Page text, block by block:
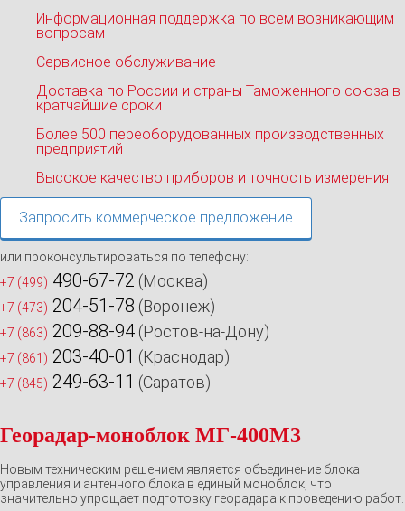
Информационная поддержка по всем возникающим
вопросам
Сервисное обслуживание
Доставка по России и страны Таможенного союза в
кратчайшие сроки
Более 500 переоборудованных производственных
предприятий
Высокое качество приборов и точность измерения
Запросить коммерческое предложение
или проконсультироваться по телефону:
+7 (499) 490-67-72 (Москва)
+7 (473) 204-51-78 (Воронеж)
+7 (863) 209-88-94 (Ростов-на-Дону)
+7 (861) 203-40-01 (Краснодар)
+7 (845) 249-63-11 (Саратов)
Георадар-моноблок МГ-400М3
Новым техническим решением является объединение блока
управления и антенного блока в единый моноблок, что
значительно упрощает подготовку георадара к проведению работ.